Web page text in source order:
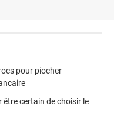
pour piocher
certain de choisir le